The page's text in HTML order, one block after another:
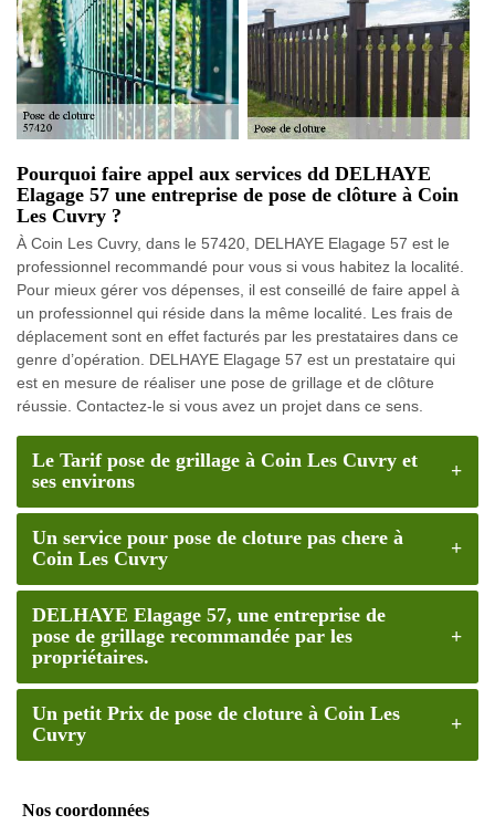
Pourquoi faire appel aux services dd DELHAYE
Elagage 57 une entreprise de pose de clôture à Coin
Les Cuvry ?
À Coin Les Cuvry, dans le 57420, DELHAYE Elagage 57 est le
professionnel recommandé pour vous si vous habitez la localité.
Pour mieux gérer vos dépenses, il est conseillé de faire appel à
un professionnel qui réside dans la même localité. Les frais de
déplacement sont en effet facturés par les prestataires dans ce
genre d’opération. DELHAYE Elagage 57 est un prestataire qui
est en mesure de réaliser une pose de grillage et de clôture
réussie. Contactez-le si vous avez un projet dans ce sens.
Le Tarif pose de grillage à Coin Les Cuvry et
ses environs
Un service pour pose de cloture pas chere à
Coin Les Cuvry
DELHAYE Elagage 57, une entreprise de
pose de grillage recommandée par les
propriétaires.
Un petit Prix de pose de cloture à Coin Les
Cuvry
Nos coordonnées